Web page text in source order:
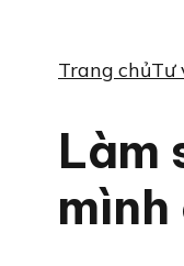
Trang chủTư
Làm
mình